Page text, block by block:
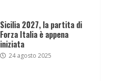
Sicilia 2027, la partita di
Forza Italia è appena
iniziata
24 agosto 2025